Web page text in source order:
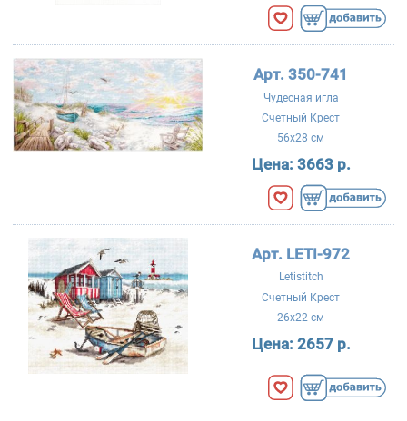
Арт. 350-741
Чудесная игла
Счетный Крест
56x28 см
Цена: 3663 р.
Арт. LETI-972
Letistitch
Счетный Крест
26x22 см
Цена: 2657 р.